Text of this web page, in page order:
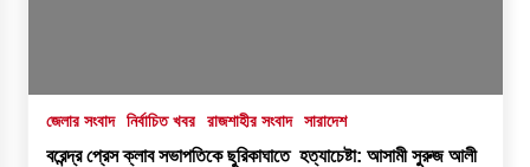
জেলার সংবাদ নির্বাচিত খবর রাজশাহীর সংবাদ সারাদেশ
বরেন্দ্র প্রেস ক্লাব সভাপতিকে ছুরিকাঘাতে হত্যাচেষ্টা: আসামী সুরুজ আলী